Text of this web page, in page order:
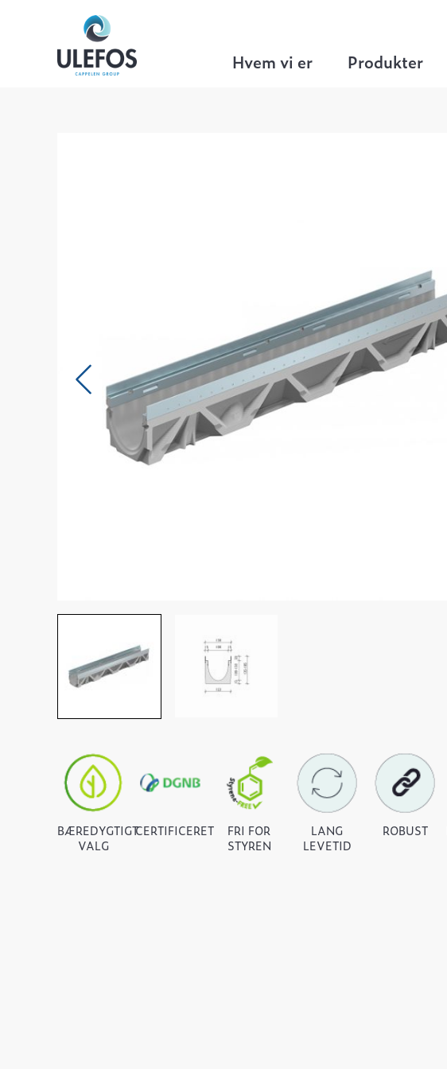
Hvem vi er Produkter
Ulefos>
BÆREDYGTIGT
VALG
CERTIFICERET
FRI FOR
STYREN
LANG
LEVETID
ROBUST